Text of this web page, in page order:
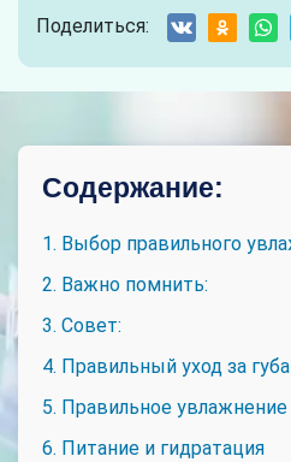
Поделиться:
Содержание:
1. Выбор правильного
2. Важно помнить:
3. Совет:
4. Правильный уход за
5. Правильное увлажнение
6. Питание и гидратация